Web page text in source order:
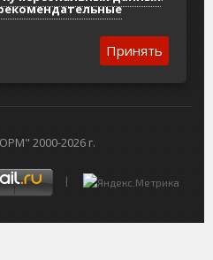
2000-2026 г.
Принять